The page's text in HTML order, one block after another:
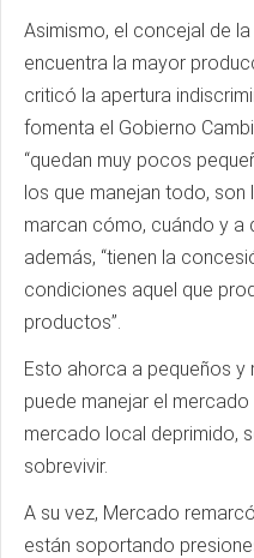
Asimismo, el concejal de
encuentra la mayor
criticó la apertura
fomenta el Gobierno
“quedan muy pocos
los que manejan todo, son
marcan cómo, cuándo y a
además, “tienen la
condiciones aquel que
productos”.
Esto ahorca a pequeños
puede manejar el
mercado local deprimido,
sobrevivir.
A su vez, Mercado
están soportando